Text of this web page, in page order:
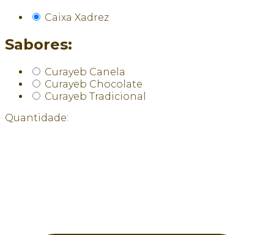
Caixa Xadrez
Sabores:
Curayeb Canela
Curayeb Chocolate
Curayeb Tradicional
Quantidade: